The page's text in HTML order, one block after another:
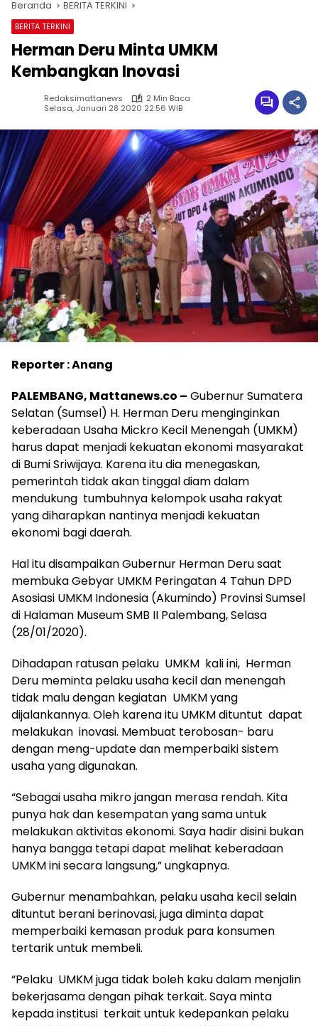
Beranda BERITA TERKINI
BERITA TERKINI
Herman Deru Minta UMKM
Kembangkan Inovasi
Redaksimattanews
2 Min Baca
Selasa, Januari 28 2020 22:56 WIB
Reporter : Anang
PALEMBANG, Mattanews.co – Gubernur Sumatera
Selatan (Sumsel) H. Herman Deru menginginkan
keberadaan Usaha Mickro Kecil Menengah (UMKM)
harus dapat menjadi kekuatan ekonomi masyarakat
di Bumi Sriwijaya. Karena itu dia menegaskan,
pemerintah tidak akan tinggal diam dalam
mendukung tumbuhnya kelompok usaha rakyat
yang diharapkan nantinya menjadi kekuatan
ekonomi bagi daerah.
Hal itu disampaikan Gubernur Herman Deru saat
membuka Gebyar UMKM Peringatan 4 Tahun DPD
Asosiasi UMKM Indonesia (Akumindo) Provinsi Sumsel
di Halaman Museum SMB II Palembang, Selasa
(28/01/2020).
Dihadapan ratusan pelaku UMKM kali ini, Herman
Deru meminta pelaku usaha kecil dan menengah
tidak malu dengan kegiatan UMKM yang
dijalankannya. Oleh karena itu UMKM dituntut dapat
melakukan inovasi. Membuat terobosan- baru
dengan meng-update dan memperbaiki sistem
usaha yang digunakan.
“Sebagai usaha mikro jangan merasa rendah. Kita
punya hak dan kesempatan yang sama untuk
melakukan aktivitas ekonomi. Saya hadir disini bukan
hanya bangga tetapi dapat melihat keberadaan
UMKM ini secara langsung,” ungkapnya.
Gubernur menambahkan, pelaku usaha kecil selain
dituntut berani berinovasi, juga diminta dapat
memperbaiki kemasan produk para konsumen
tertarik untuk membeli.
“Pelaku UMKM juga tidak boleh kaku dalam menjalin
bekerjasama dengan pihak terkait. Saya minta
kepada institusi terkait untuk kedepankan pelaku